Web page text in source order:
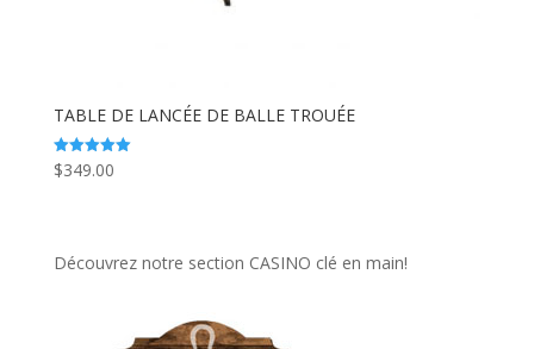
TABLE DE LANCÉE DE BALLE TROUÉE
Note
5.00
$349.00
Découvrez notre section CASINO clé en main!